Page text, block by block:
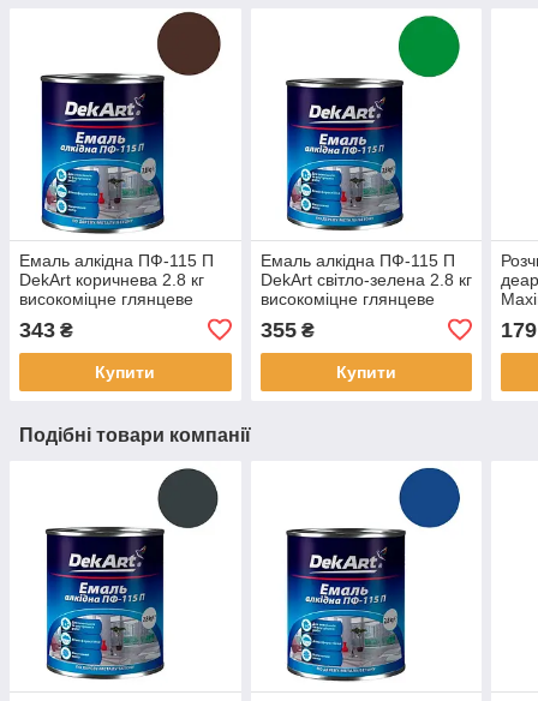
Емаль алкідна ПФ-115 П
DekArt коричнева 2.8 кг
високоміцне глянцеве
покриття для фарбування
металевих та дерев’яних
поверхонь
343 ₴
Купити
Емаль алкідна ПФ-115 П
DekArt світло-зелена 2.8 кг
високоміцне глянцеве
покриття для фарбування
металевих та дерев’яних
поверхонь
355₴
Купити
179
Подібні товари компанії